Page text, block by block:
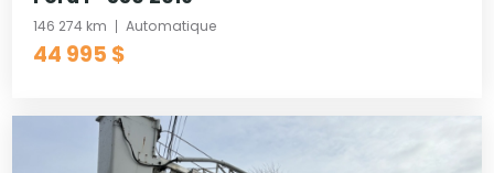
146 274 km Automatique
44 995 $